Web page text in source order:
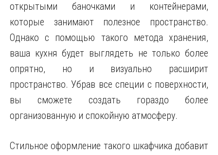
открытыми баночками и контейнерами,
которые занимают полезное пространство.
Однако с помощью такого метода хранения,
ваша кухня будет выглядеть не только более
опрятно, но и визуально расширит
пространство. Убрав все специи с поверхности,
вы сможете создать гораздо более
организованную и спокойную атмосферу.
Стильное оформление такого шкафчика добавит